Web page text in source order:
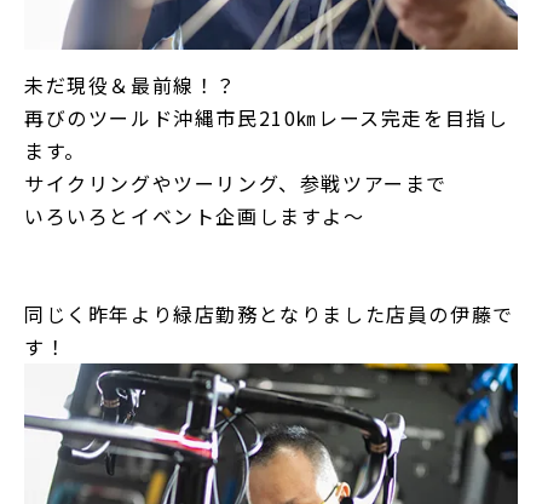
未だ現役＆最前線！？
再びのツールド沖縄市民210㎞レース完走を目指し
ます。
サイクリングやツーリング、参戦ツアーまで
いろいろとイベント企画しますよ～
同じく昨年より緑店勤務となりました店員の伊藤で
す！